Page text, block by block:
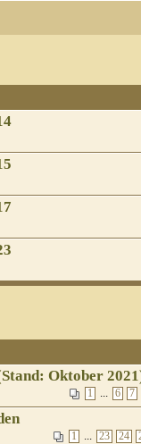
Oktober
1 ... 6 7
1 ... 23 24